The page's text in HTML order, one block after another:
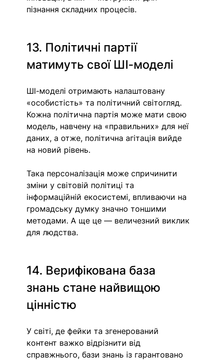
пізнання складних процесів.
13. Політичні партії
матимуть свої ШІ-моделі
ШІ-моделі отримають налаштовану
«особистість» та політичний світогляд.
Кожна політична партія може мати свою
модель, навчену на «правильних» для неї
даних, а отже, політична агітація вийде
на новий рівень.
Така персоналізація може спричинити
зміни у світовій політиці та
інформаційній екосистемі, впливаючи на
громадську думку значно тоншими
методами. А ще це — величезний виклик
для людства.
14. Верифікована база
знань стане найвищою
цінністю
У світі, де фейки та згенерований
контент важко відрізнити від
справжнього, бази знань із гарантовано